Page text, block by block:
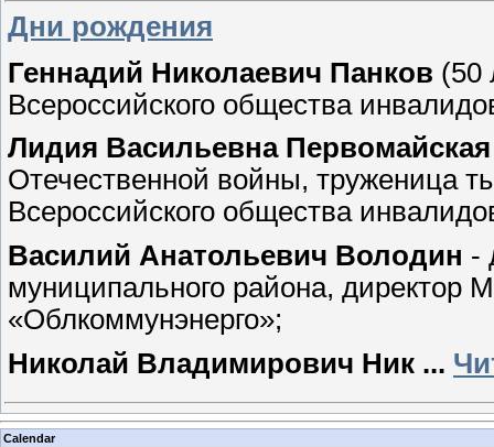
Дни рождения
Геннадий Николаевич Панков (50
Всероссийского общества
Лидия Васильевна Первомайская
Отечественной войны, труженица
Всероссийского общества
Василий Анатольевич Володин -
муниципального района, директор
«Облкоммунэнерго»;
Николай Владимирович Ник ...
Calendar